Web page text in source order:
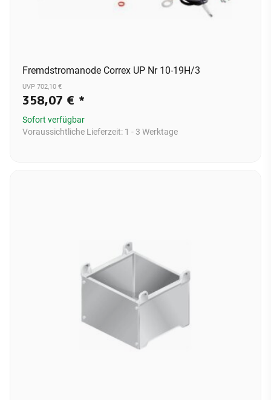
Fremdstromanode Correx UP Nr 10-19H/3
UVP 702,10 €
358,07 € *
Sofort verfügbar
Voraussichtliche Lieferzeit: 1 - 3 Werktage